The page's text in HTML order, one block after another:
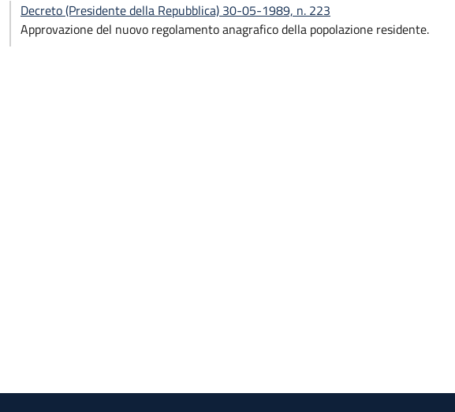
Decreto (Presidente della Repubblica) 30-05-1989, n. 223
Approvazione del nuovo regolamento anagrafico della popolazione residente.